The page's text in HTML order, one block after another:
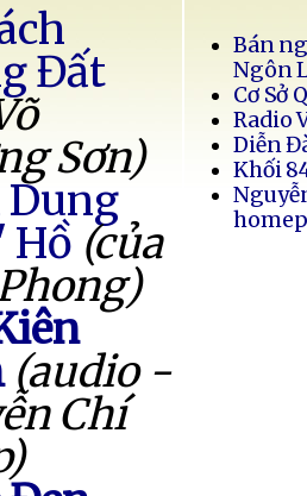
Đất
Sơn)
Dung
Hồ (của
(audio -
Chí
Bán
Ngôn
Cơ Sở
Radio
Diễn
Khối